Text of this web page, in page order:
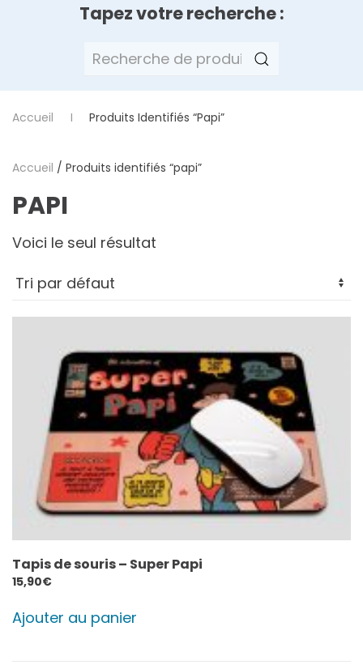
Tapez votre recherche :
Recherche
Accueil Produits Identifiés “papi”
Accueil / Produits identifiés “papi”
PAPI
Voici le seul résultat
Tapis de souris – Super Papi
15,90€
Ajouter au panier